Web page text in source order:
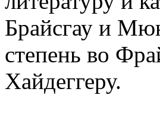
Брайсгау и
степень во
Хайдеггеру.